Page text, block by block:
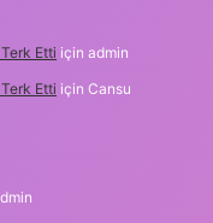
Etti için admin
Etti için Cansu